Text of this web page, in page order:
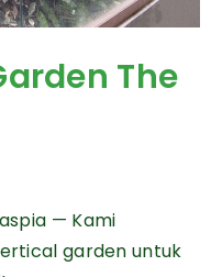
The
— Kami
garden untuk